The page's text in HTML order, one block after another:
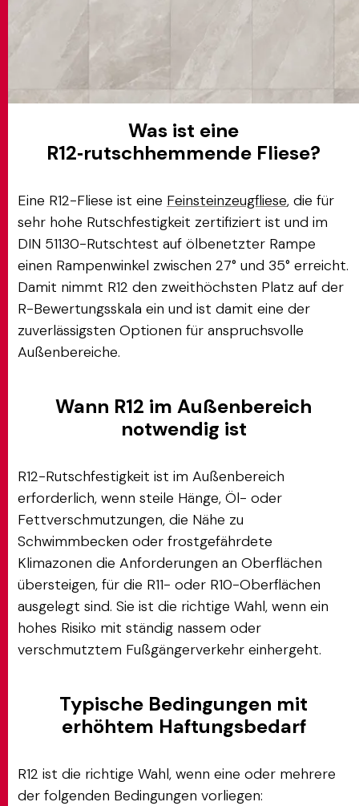
Was ist eine
R12‑rutschhemmende Fliese?
Eine R12-Fliese ist eine Feinsteinzeugfliese, die für
sehr hohe Rutschfestigkeit zertifiziert ist und im
DIN 51130-Rutschtest auf ölbenetzter Rampe
einen Rampenwinkel zwischen 27° und 35° erreicht.
Damit nimmt R12 den zweithöchsten Platz auf der
R-Bewertungsskala ein und ist damit eine der
zuverlässigsten Optionen für anspruchsvolle
Außenbereiche.
Wann R12 im Außenbereich
notwendig ist
R12-Rutschfestigkeit ist im Außenbereich
erforderlich, wenn steile Hänge, Öl- oder
Fettverschmutzungen, die Nähe zu
Schwimmbecken oder frostgefährdete
Klimazonen die Anforderungen an Oberflächen
übersteigen, für die R11- oder R10-Oberflächen
ausgelegt sind. Sie ist die richtige Wahl, wenn ein
hohes Risiko mit ständig nassem oder
verschmutztem Fußgängerverkehr einhergeht.
Typische Bedingungen mit
erhöhtem Haftungsbedarf
R12 ist die richtige Wahl, wenn eine oder mehrere
der folgenden Bedingungen vorliegen: